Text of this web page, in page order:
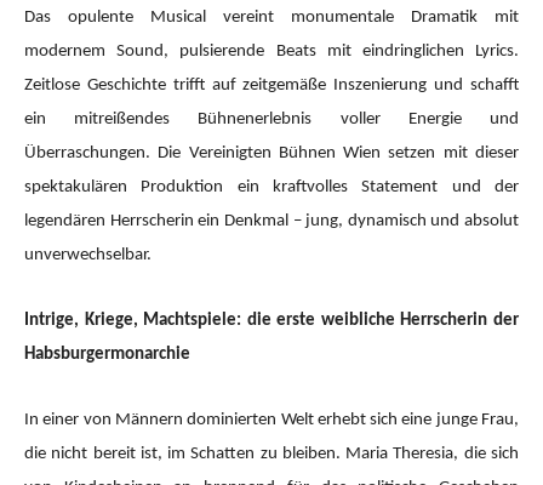
Das opulente Musical vereint monumentale Dramatik mit
modernem Sound, pulsierende Beats mit eindringlichen Lyrics.
Zeitlose Geschichte trifft auf zeitgemäße Inszenierung und schafft
ein mitreißendes Bühnenerlebnis voller Energie und
Überraschungen. Die Vereinigten Bühnen Wien setzen mit dieser
spektakulären Produktion ein kraftvolles Statement und der
legendären Herrscherin ein Denkmal – jung, dynamisch und absolut
unverwechselbar.
Intrige, Kriege, Machtspiele: die erste weibliche Herrscherin der
Habsburgermonarchie
In einer von Männern dominierten Welt erhebt sich eine junge Frau,
die nicht bereit ist, im Schatten zu bleiben. Maria Theresia, die sich